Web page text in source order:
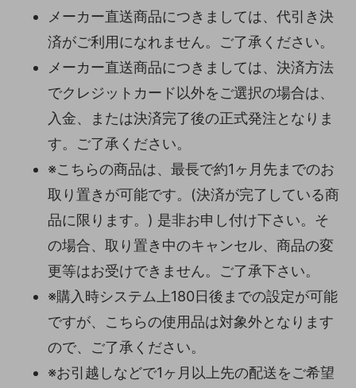
メーカー直送商品につきましては、代引き決
済がご利用になれません。ご了承ください。
メーカー直送商品につきましては、決済方法
でクレジットカード以外をご選択の場合は、
入金、または決済完了後の正式発注となりま
す。ご了承ください。
※こちらの商品は、最長で約1ヶ月先までのお
取り置きが可能です。(決済が完了している商
品に限ります。) 是非お申し付け下さい。そ
の場合、取り置き中のキャンセル、商品の変
更等はお受けできません。ご了承下さい。
※購入時システム上180日後までの設定が可能
ですが、こちらの使用品は対象外となります
ので、ご了承ください。
※お引越しなどで1ヶ月以上先の配送をご希望